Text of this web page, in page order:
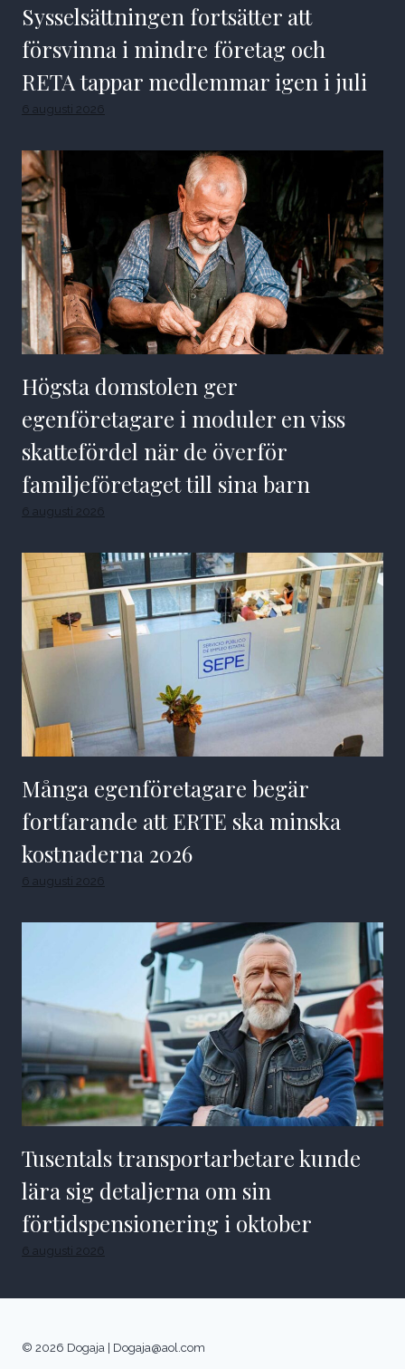
Sysselsättningen fortsätter att
försvinna i mindre företag och
RETA tappar medlemmar igen i juli
6 augusti 2026
Högsta domstolen ger
egenföretagare i moduler en viss
skattefördel när de överför
familjeföretaget till sina barn
6 augusti 2026
Många egenföretagare begär
fortfarande att ERTE ska minska
kostnaderna 2026
6 augusti 2026
Tusentals transportarbetare kunde
lära sig detaljerna om sin
förtidspensionering i oktober
6 augusti 2026
© 2026 Dogaja | Dogaja@aol.com